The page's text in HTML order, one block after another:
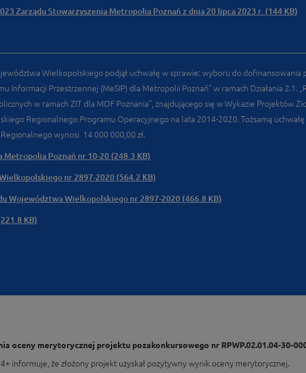
Zarządu Stowarzyszenia Metropolia Poznań z dnia 20 lipca 2023 r. (144 KB)
Wielkopolskiego podjął uchwałę w sprawie: wyboru do
Informacji Przestrzennej (MeSIP) dla Metropolii Poznań” w ramach Działania 2.1.
w ramach ZIT dla MOF Poznania”, znajdującego się w Wykazie Projektów
Regionalnego Programu Operacyjnego na lata 2014-2020. Tożsamą
wynosi 14 000 000,00 zł.
Metropolia Poznań nr 10-20 (248.3 KB)
nr 2897-2020 (564.2 KB)
Województwa Wielkopolskiego nr 2897-2020 (466.8 KB)
KB)
oceny merytorycznej projektu pozakonkursowego nr RPWP.02.01.04-30-
informuje, że złożony projekt uzyskał pozytywny wynik oceny merytorycznej.